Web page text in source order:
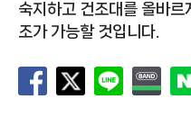
숙지하고 건조대를 올바르
조가 가능할 것입니다.